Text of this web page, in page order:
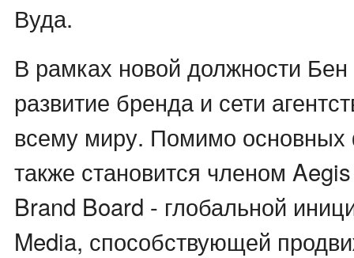
Вуда.
В рамках новой должности Бен
развитие бренда и сети
всему миру. Помимо
также становится членом
Brand Board - глобальной
Media, способствующей